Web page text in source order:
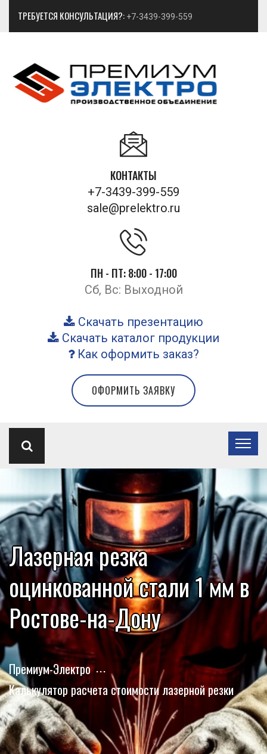
ТРЕБУЕТСЯ КОНСУЛЬТАЦИЯ?: +7-3439-399-559
КОНТАКТЫ
+7-3439-399-559
sale@prelektro.ru
ПН - ПТ: 8:00 - 17:00
Сб, Вс: Выходной
Скачать презентацию
Скачать каталог продукции
Как оформить заказ?
ОФОРМИТЬ ЗАЯВКУ
Лазерная резка
оцинкованной стали 1 мм в
Ростове-на-Дону
Премиум-Электро
Калькулятор расчета стоимости лазерной резки